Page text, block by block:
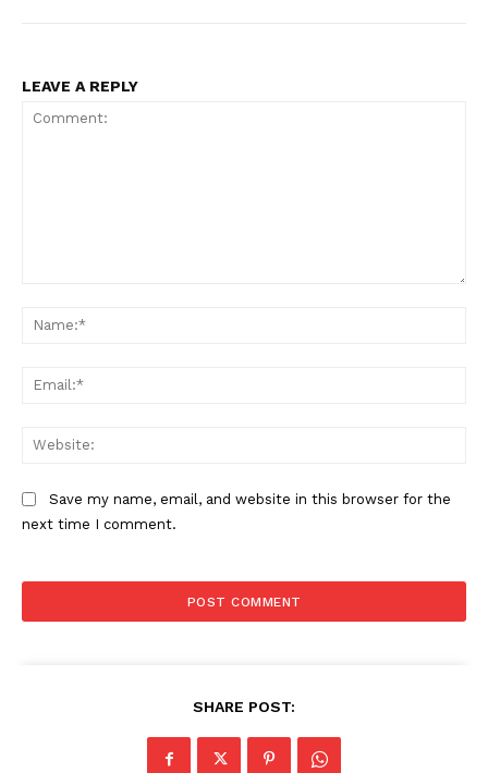
LEAVE A REPLY
Save my name, email, and website in this browser for the
next time I comment.
SHARE POST: